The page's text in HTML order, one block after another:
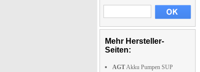
Mehr Hersteller-
Seiten:
AGTAkku Pumpen SUP